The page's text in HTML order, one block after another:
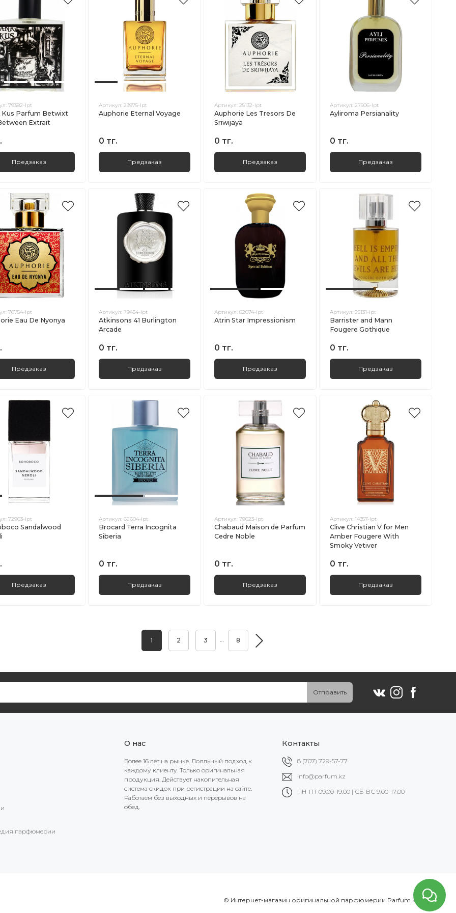
79382-lpt
Kus Parfum Betwixt
Extrait
Предзаказ
Артикул:23975-lpt
Auphorie Eternal Voyage
0 тг.
Предзаказ
Артикул:25132-lpt
Auphorie Les Tresors De
Sriwijaya
0 тг.
Предзаказ
Артикул:27506-lpt
Ayliroma Persianality
0 тг.
Предзаказ
76754-lpt
Eau De Nyonya
Предзаказ
Артикул:79454-lpt
Atkinsons 41 Burlington
Arcade
0 тг.
Предзаказ
Артикул:82074-lpt
Atrin Star Impressionism
0 тг.
Предзаказ
Артикул:25131-lpt
Barrister and Mann
Fougere Gothique
0 тг.
Предзаказ
72963-lpt
Sandalwood
Предзаказ
Артикул:62604-lpt
Brocard Terra Incognita
Siberia
0 тг.
Предзаказ
Артикул:79623-lpt
Chabaud Maison de Parfum
Cedre Noble
0 тг.
Предзаказ
Артикул: 14357-lpt
Clive Christian V for Men
Amber Fougere With
Smoky Vetiver
0 тг.
Предзаказ
1 2 3 … 8
Отправить
парфюмерии
О нас
Более 16 лет на рынке. Лояльный подход к
каждому клиенту. Только оригинальная
продукция. Действует накопительная
система скидок при регистрации на сайте.
Работаем без выходных и перерывов на
обед.
Контакты
8 (707) 729-57-77
info@parfum.kz
ПН-ПТ 09:00-19:00 | СБ-ВС 9:00-17:00
© Интернет-магазин оригинальной парфюмерии Parfum.kz